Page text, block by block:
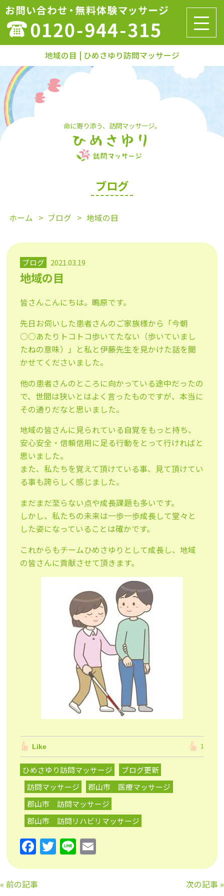
地域の目 | ひめさゆり訪問マッサージ
命に寄り添う、訪問マッサージ。
ブログ
ホーム ブログ 地域の目
ブログ 2021.03.19
地域の目
皆さんこんにちは。鴫原です。
先日お伺いした患者さんのご家族様から「今朝
○○あたりトコトコ歩いてたない（歩いていまし
たねの意味）」と私と伊藤先生を見かけた話を聞
かせてくださいました。
他の患者さんのところに向かっている途中だったの
で、世間は狭いとはよく言ったものですが、本当に
その通りだなと思いました。
地域の皆さんに見られている自覚をもっと持ち、
安心安全・信頼信用に足る行動をとって行ければと
思いました。
また、私たちを覚えて頂けている事、見て頂けてい
る事も誇らしく感じました。
まだまだ至らない点や成長課題も多いです。
しかし、私たちの未来は一歩一歩成長して堂々と
した姿になっていることは確かです。
これからもチームひめさゆりとして成長し、地域
の皆さんに貢献させて頂きます。
Like 1
ひめさゆり訪問マッサージ
ブログ更新
訪問マッサージ
郡山市 医療マッサージ
郡山市 訪問マッサージ
郡山市 訪問リハビリマッサージ
F
a
c
T
w
Li
n m
« 前の記事 次の記事 »